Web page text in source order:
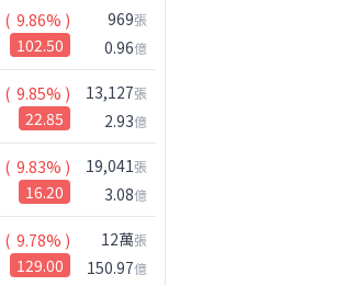
( 9.86% )
102.50
969張
0.96億
( 9.85% )
22.85
13,127張
2.93億
( 9.83% )
16.20
19,041張
3.08億
( 9.78% )
129.00
12萬張
150.97億